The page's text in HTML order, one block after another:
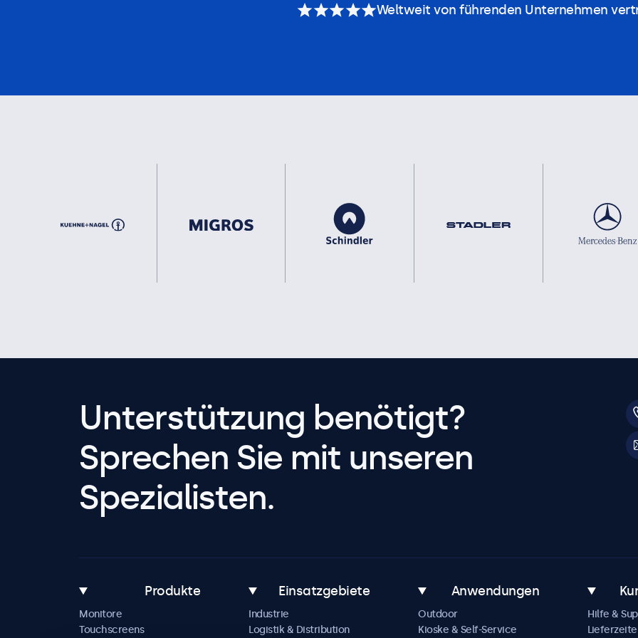
Weltweit von führenden Unternehmen
Unterstützung benötigt?
Sprechen Sie mit unseren
Spezialisten.
Produkte
Monitore
Touchscreens
Einsatzgebiete
Industrie
Logistik & Distribution
Anwendungen
Outdoor
Kioske & Self-Service
Hilfe &